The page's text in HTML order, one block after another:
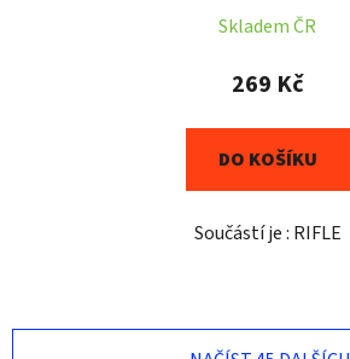
Skladem ČR
269 Kč
DO KOŠÍKU
Součástí je : RIFLE